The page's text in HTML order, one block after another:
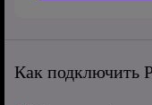
Как подключить